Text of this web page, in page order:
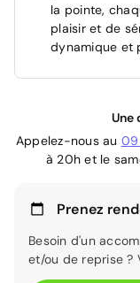
la pointe,
plaisir et de
dynamique et
Une
Appelez-nous au 09
à 20h et le
Prenez
Besoin d'un
et/ou de reprise ?